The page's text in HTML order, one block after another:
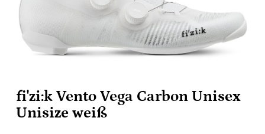
fi'zi:k Vento Vega Carbon Unisex
Unisize weiß